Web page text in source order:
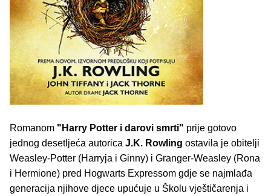
Romanom "Harry Potter i darovi smrti" prije gotovo
jednog desetljeća autorica J.K. Rowling ostavila je obitelji
Weasley-Potter (Harryja i Ginny) i Granger-Weasley (Rona
i Hermione) pred Hogwarts Expressom gdje se najmlađa
generacija njihove djece upućuje u Školu vještičarenja i